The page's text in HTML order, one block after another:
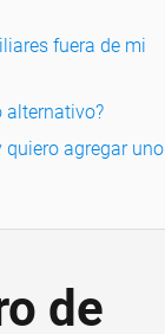
fuera de mi
alternativo?
agregar uno
de